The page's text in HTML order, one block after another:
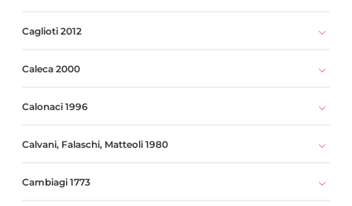
Caglioti 2012
Caleca 2000
Calonaci 1996
Calvani, Falaschi, Matteoli 1980
Cambiagi 1773